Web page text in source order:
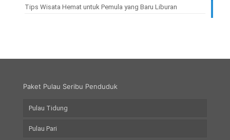
Tips Wisata Hemat untuk Pemula yang Baru Liburan
Paket Pulau Seribu Penduduk
Pulau Tidung
Pulau Pari